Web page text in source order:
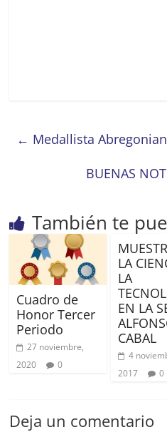
← Medallista
BUENAS
También te
Cuadro de
Honor Tercer
Periodo
27 noviembre,
2020
0
LA
LA
EN LA
CABAL
4
2017
0
Deja un comentario